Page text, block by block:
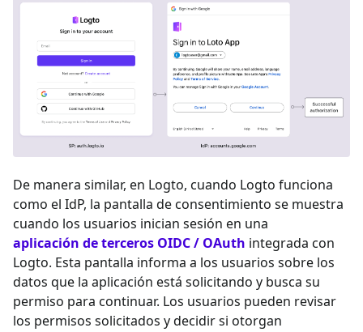
De manera similar, en Logto, cuando Logto funciona
como el IdP, la pantalla de consentimiento se muestra
cuando los usuarios inician sesión en una
aplicación de terceros OIDC / OAuth integrada con
Logto. Esta pantalla informa a los usuarios sobre los
datos que la aplicación está solicitando y busca su
permiso para continuar. Los usuarios pueden revisar
los permisos solicitados y decidir si otorgan